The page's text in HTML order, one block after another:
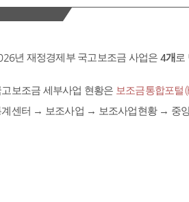
년 재정경제부 국고보조금 사업은 4개로
고보조금 세부사업 현황은 보조금통합포
계센터 → 보조사업 → 보조사업현황 → 중